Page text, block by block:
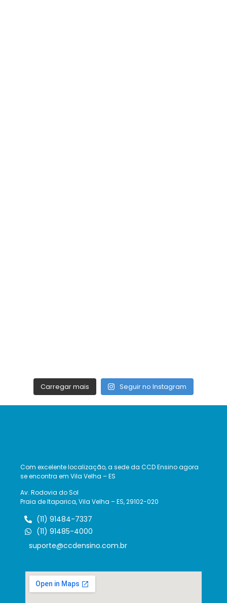
Carregar mais Seguir no Instagram
Com excelente localização, a sede da CCD Ensino agora
se encontra em Vila Velha – ES
Av. Rodovia do Sol
Praia de Itaparica, Vila Velha – ES, 29102-020
(11) 91484-7337
(11) 91485-4000
suporte@ccdensino.com.br